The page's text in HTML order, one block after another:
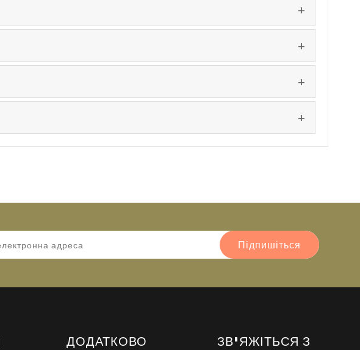
Підпишіться
ДОДАТКОВО
ЗВ'ЯЖІТЬСЯ З